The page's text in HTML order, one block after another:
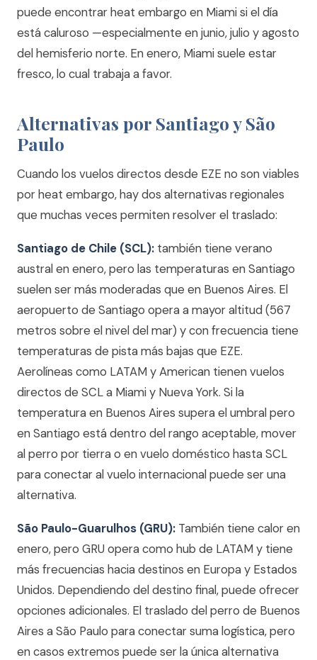
puede encontrar heat embargo en Miami si el día
está caluroso —especialmente en junio, julio y agosto
del hemisferio norte. En enero, Miami suele estar
fresco, lo cual trabaja a favor.
Alternativas por Santiago y São
Paulo
Cuando los vuelos directos desde EZE no son viables
por heat embargo, hay dos alternativas regionales
que muchas veces permiten resolver el traslado:
Santiago de Chile (SCL): también tiene verano
austral en enero, pero las temperaturas en Santiago
suelen ser más moderadas que en Buenos Aires. El
aeropuerto de Santiago opera a mayor altitud (567
metros sobre el nivel del mar) y con frecuencia tiene
temperaturas de pista más bajas que EZE.
Aerolíneas como LATAM y American tienen vuelos
directos de SCL a Miami y Nueva York. Si la
temperatura en Buenos Aires supera el umbral pero
en Santiago está dentro del rango aceptable, mover
al perro por tierra o en vuelo doméstico hasta SCL
para conectar al vuelo internacional puede ser una
alternativa.
São Paulo-Guarulhos (GRU): También tiene calor en
enero, pero GRU opera como hub de LATAM y tiene
más frecuencias hacia destinos en Europa y Estados
Unidos. Dependiendo del destino final, puede ofrecer
opciones adicionales. El traslado del perro de Buenos
Aires a São Paulo para conectar suma logística, pero
en casos extremos puede ser la única alternativa